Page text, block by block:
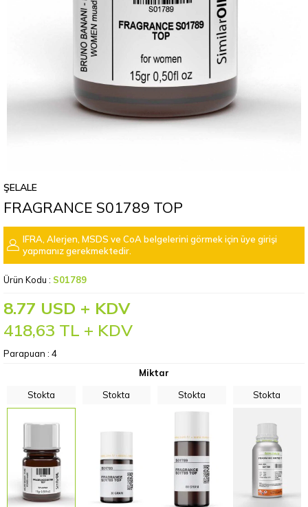
ŞELALE
FRAGRANCE S01789 TOP
IFRA, Alerjen, MSDS ve CoA belgelerini görmek için üye girişi
yapmanız gerekmektedir.
Ürün Kodu : S01789
8.77 USD + KDV
418,63 TL + KDV
Parapuan : 4
Miktar
Stokta
Stokta Stokta Stokta